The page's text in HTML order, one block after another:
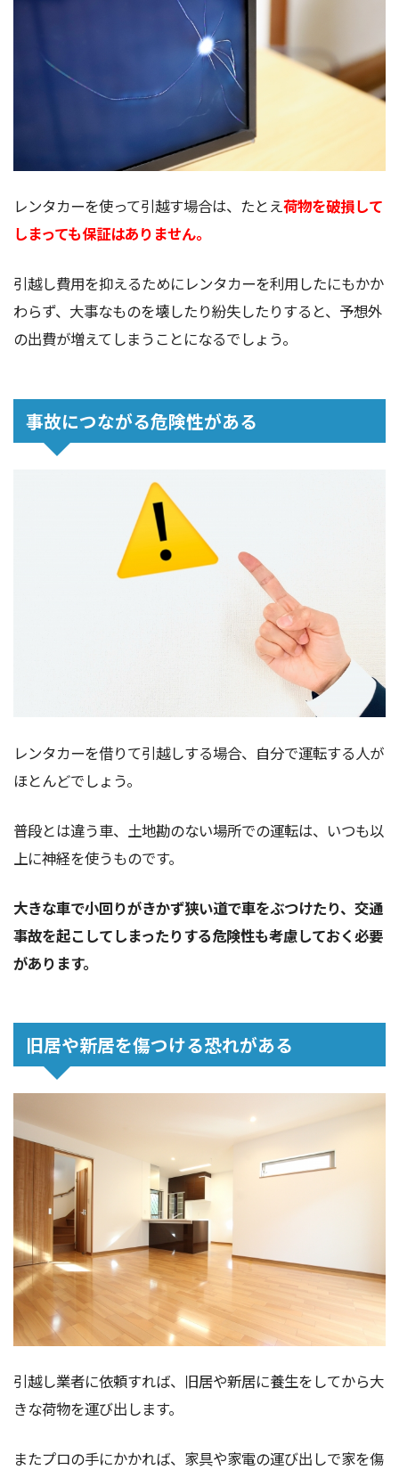
レンタカーを使って引越す場合は、たとえ荷物を破損して
しまっても保証はありません。
引越し費用を抑えるためにレンタカーを利用したにもかか
わらず、大事なものを壊したり紛失したりすると、予想外
の出費が増えてしまうことになるでしょう。
事故につながる危険性がある
レンタカーを借りて引越しする場合、自分で運転する人が
ほとんどでしょう。
普段とは違う車、土地勘のない場所での運転は、いつも以
上に神経を使うものです。
大きな車で小回りがきかず狭い道で車をぶつけたり、交通
事故を起こしてしまったりする危険性も考慮しておく必要
があります。
旧居や新居を傷つける恐れがある
引越し業者に依頼すれば、旧居や新居に養生をしてから大
きな荷物を運び出します。
またプロの手にかかれば、家具や家電の運び出しで家を傷